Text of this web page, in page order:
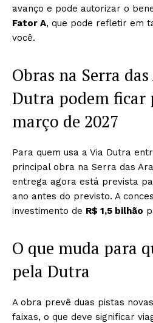
avanço e pode autorizar o
Fator A, que pode refletir em
você.
Obras na Serra
Dutra podem ficar
março de 2027
Para quem usa a Via Dutra
principal obra na Serra das
entrega agora está prevista
ano antes do previsto. A
investimento de R$ 1,5 bilhão
O que muda para
pela Dutra
A obra prevê duas pistas
faixas, o que deve significar